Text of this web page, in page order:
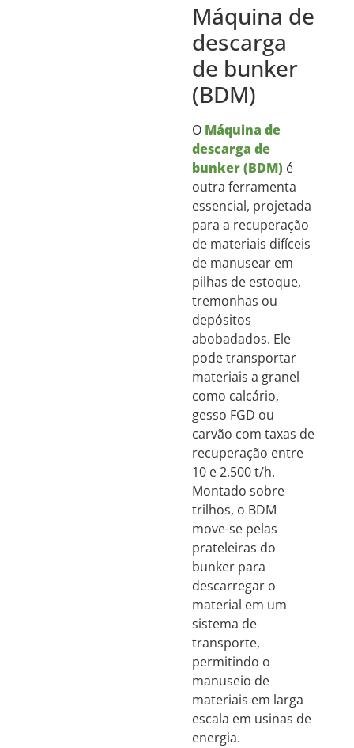
Máquina de
descarga
de bunker
(BDM)
O Máquina de
descarga de
bunker (BDM)é
outra ferramenta
essencial, projetada
para a recuperação
de materiais difíceis
de manusear em
pilhas de estoque,
tremonhas ou
depósitos
abobadados. Ele
pode transportar
materiais a granel
como calcário,
gesso FGD ou
carvão com taxas de
recuperação entre
10 e 2.500 t/h.
Montado sobre
trilhos, o BDM
move-se pelas
prateleiras do
bunker para
descarregar o
material em um
sistema de
transporte,
permitindo o
manuseio de
materiais em larga
escala em usinas de
energia.